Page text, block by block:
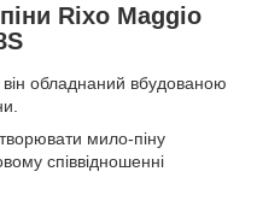
Rixo Maggio
він обладнаний вбудованою
мило-піну
співвідношенні